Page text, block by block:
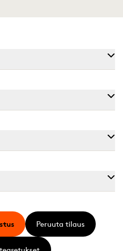
Peruuta tilaus